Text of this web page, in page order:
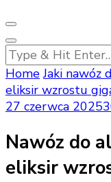
Looking
for
Something?
Home Jaki nawóz
eliksir wzrostu
27 czerwca 2025
Nawóz do
eliksir